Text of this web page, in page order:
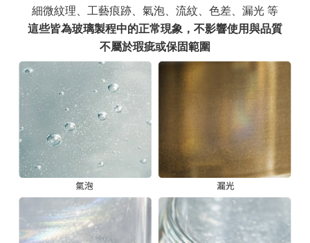
細微紋理、工藝痕跡、氣泡、流紋、色差、漏光 等
這些皆為玻璃製程中的正常現象，不影響使用與品質
不屬於瑕疵或保固範圍